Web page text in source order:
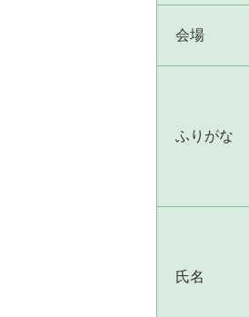
会場
ふりがな
氏名